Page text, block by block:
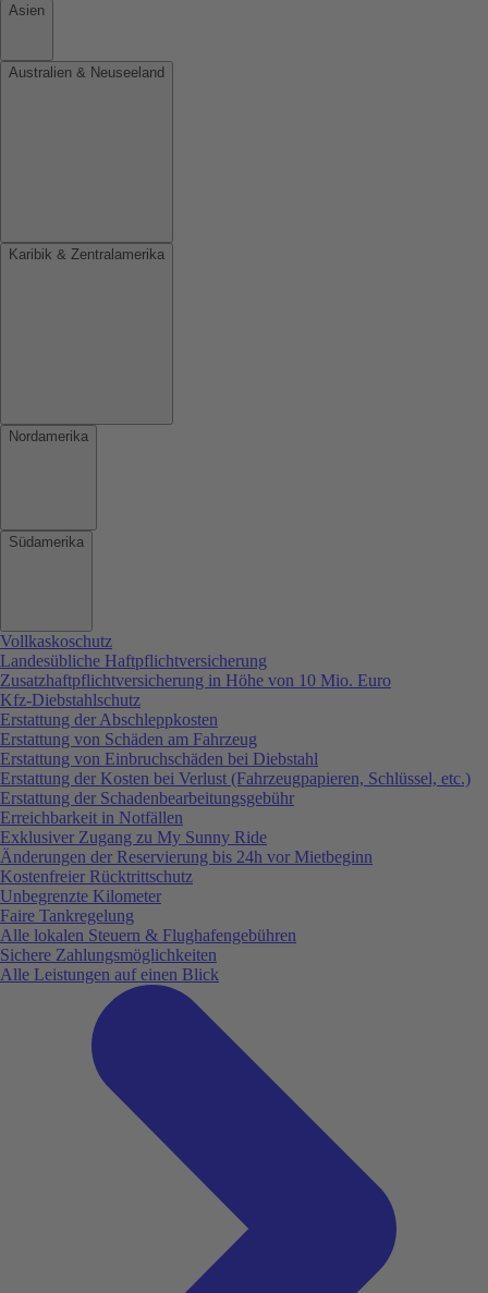
Asien
Australien & Neuseeland
Karibik & Zentralamerika
Nordamerika
Südamerika
Vollkaskoschutz
Landesübliche Haftpflichtversicherung
Zusatzhaftpflichtversicherung in Höhe von 10 Mio. Euro
Kfz-Diebstahlschutz
Erstattung der Abschleppkosten
Erstattung von Schäden am Fahrzeug
Erstattung von Einbruchschäden bei Diebstahl
Erstattung der Kosten bei Verlust (Fahrzeugpapieren, Schlüssel, etc.)
Erstattung der Schadenbearbeitungsgebühr
Erreichbarkeit in Notfällen
Exklusiver Zugang zu My Sunny Ride
Änderungen der Reservierung bis 24h vor Mietbeginn
Kostenfreier Rücktrittschutz
Unbegrenzte Kilometer
Faire Tankregelung
Alle lokalen Steuern & Flughafengebühren
Sichere Zahlungsmöglichkeiten
Alle Leistungen auf einen Blick